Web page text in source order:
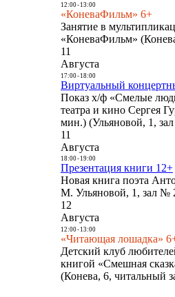
12:00- 13:00
«КоневаФильм» 6+
Занятие в
«КоневаФильм»
11
Августа
17:00- 18:00
Виртуальный
Показ х/ф «Смелые
театра и кино Сергея
мин.) (Ульяновой, 1,
11
Августа
18:00- 19:00
Презентация книги 12+
Новая книга поэта
М. Ульяновой, 1, зал №
12
Августа
12:00- 13:00
«Читающая лошадка»
Детский клуб
книгой «Смешная
(Конева, 6, читальный